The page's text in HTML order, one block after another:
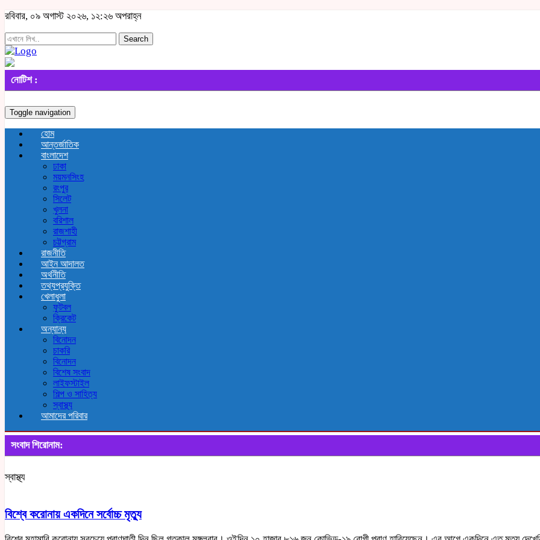
রবিবার, ০৯ অগাস্ট ২০২৬, ১২:২৬ অপরাহ্ন
Search
নোটিশ :
Toggle navigation
হোম
আন্তর্জাতিক
বাংলাদেশ
ঢাকা
ময়মনসিংহ
রংপুর
সিলেট
খুলনা
বরিশাল
রাজশাহী
চট্টগ্রাম
রাজনীতি
আইন আদালত
অর্থনীতি
তথ্যপ্রযুক্তি
খেলাধুলা
ফুটবল
ক্রিকেট
অন্যান্য
বিনোদন
চাকরি
বিনোদন
বিশেষ সংবাদ
লাইফস্টাইল
শিল্প ও সাহিত্য
স্বাস্থ্য
আমাদের পরিবার
সংবাদ শিরোনাম:
স্বাস্থ্য
বিশ্বে করোনায় একদিনে সর্বোচ্চ মৃত্যু